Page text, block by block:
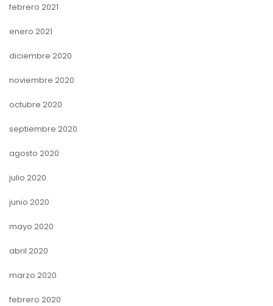
febrero 2021
enero 2021
diciembre 2020
noviembre 2020
octubre 2020
septiembre 2020
agosto 2020
julio 2020
junio 2020
mayo 2020
abril 2020
marzo 2020
febrero 2020